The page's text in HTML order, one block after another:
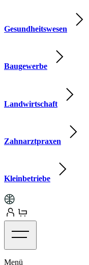
Gesundheitswesen
Baugewerbe
Landwirtschaft
Zahnarztpraxen
Kleinbetriebe
Menü